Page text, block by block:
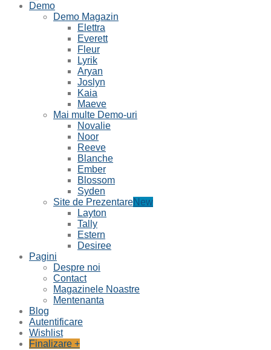
Demo
Demo Magazin
Elettra
Everett
Fleur
Lyrik
Aryan
Joslyn
Kaia
Maeve
Mai multe Demo-uri
Novalie
Noor
Reeve
Blanche
Ember
Blossom
Syden
Site de Prezentare
Layton
Tally
Estern
Desiree
Pagini
Despre noi
Contact
Magazinele Noastre
Mentenanta
Blog
Autentificare
Wishlist
Finalizare +